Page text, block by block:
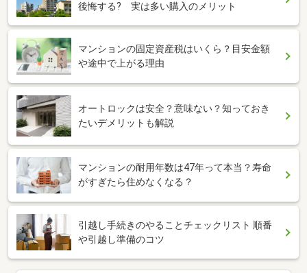
後悔する? 実は多い購入のメリット
マンションの固定資産税はいくら？目安金額
や途中で上がる理由
オートロックは安全？意味ない？知っておき
たいデメリットも解説
マンションの耐用年数は47年って本当？寿命
がすぎたら住めなくなる？
引越し手続きのやることチェックリスト 順番
や引越し準備のコツ